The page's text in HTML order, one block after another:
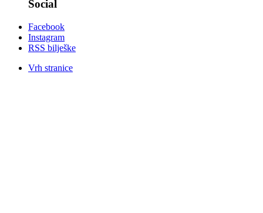
Social
Facebook
Instagram
RSS bilješke
Vrh stranice